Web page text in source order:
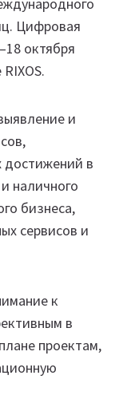
Цифровая
октября
и
в
наличного
бизнеса,
сервисов и
к
в
проектам,